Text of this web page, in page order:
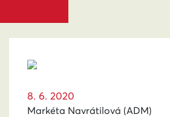
8. 6. 2020
Markéta Navrátilová (ADM)